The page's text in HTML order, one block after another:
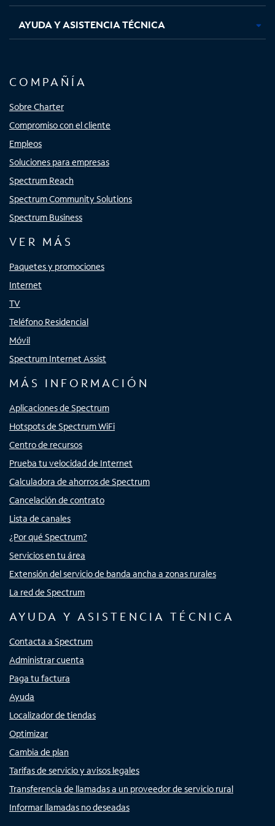
AYUDA Y ASISTENCIA TÉCNICA
COMPAÑÍA
Sobre Charter
Compromiso con el cliente
Empleos
Soluciones para empresas
Spectrum Reach
Spectrum Community Solutions
Spectrum Business
VER MÁS
Paquetes y promociones
Internet
TV
Teléfono Residencial
Móvil
Spectrum Internet Assist
MÁS INFORMACIÓN
Aplicaciones de Spectrum
Hotspots de Spectrum WiFi
Centro de recursos
Prueba tu velocidad de Internet
Calculadora de ahorros de Spectrum
Cancelación de contrato
Lista de canales
¿Por qué Spectrum?
Servicios en tu área
Extensión del servicio de banda ancha a zonas rurales
La red de Spectrum
AYUDA Y ASISTENCIA TÉCNICA
Contacta a Spectrum
Administrar cuenta
Paga tu factura
Ayuda
Localizador de tiendas
Optimizar
Cambia de plan
Tarifas de servicio y avisos legales
Transferencia de llamadas a un proveedor de servicio rural
Informar llamadas no deseadas